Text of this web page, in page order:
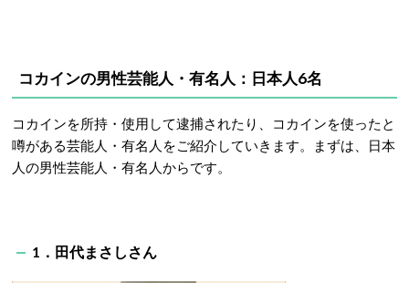
コカインの男性芸能人・有名人：日本人6名
コカインを所持・使用して逮捕されたり、コカインを使ったと
噂がある芸能人・有名人をご紹介していきます。まずは、日本
人の男性芸能人・有名人からです。
1．田代まさしさん